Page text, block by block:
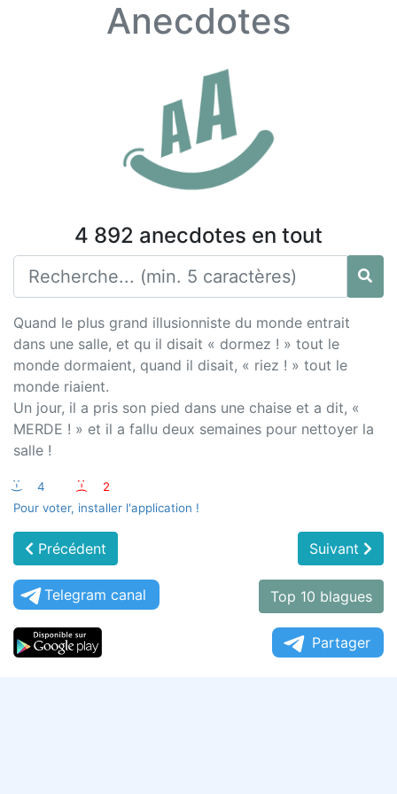
Anecdotes
4 892 anecdotes en tout
Quand le plus grand illusionniste du monde entrait
dans une salle, et qu il disait « dormez ! » tout le
monde dormaient, quand il disait, « riez ! » tout le
monde riaient.
Un jour, il a pris son pied dans une chaise et a dit, «
MERDE ! » et il a fallu deux semaines pour nettoyer la
salle !
:-) 4 :-(
2
Pour voter, installer l'application !
Précédent Suivant
Telegram canal Top 10 blagues
Partager